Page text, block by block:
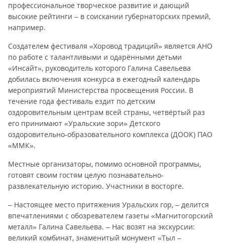
профессиональное творческое развитие и дающий
высокие рейтинги – в соискании губернаторских премий,
например.
Создателем фестиваля «Хоровод традиций» является АНО
по работе с талантливыми и одарёнными детьми
«Инсайт», руководитель которого Галина Савельева
добилась включения конкурса в ежегодный календарь
мероприятий Министерства просвещения России. В
течение года фестиваль ездит по детским
оздоровительным центрам всей страны, четвёртый раз
его принимают «Уральские зори» Детского
оздоровительно-образовательного комплекса (ДООК) ПАО
«ММК».
Местные организаторы, помимо основной программы,
готовят своим гостям целую познавательно-
развлекательную историю. Участники в восторге.
– Настоящее место притяжения Уральских гор, – делится
впечатлениями с обозревателем газеты «Магнитогорский
металл» Галина Савельева. – Нас возят на экскурсии:
великий комбинат, знаменитый монумент «Тыл –